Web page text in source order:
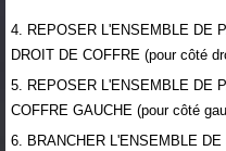
4. REPOSER L'ENSEMBLE DE
DROIT DE COFFRE (pour côté
5. REPOSER L'ENSEMBLE DE
COFFRE GAUCHE (pour côté
6. BRANCHER L'ENSEMBLE